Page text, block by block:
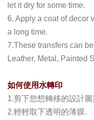
let it dry for some time.
6. Apply a coat of decor
a long time.
7.These transfers can
Leather, Metal, Painted
如何使用水轉印
1.剪下您想轉移的設計圖
2.輕輕取下透明的薄膜.